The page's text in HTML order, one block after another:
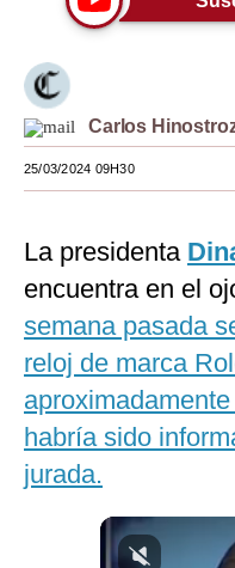
Mundo
México
Internacional
Tecnología
Club del Suscriptor
Mix
G de Gestión
Notas Contratadas
Carlos
25/03/2024 09H30
La presidenta
encuentra en el
semana pasada
reloj de marca
habría sido
jurada.